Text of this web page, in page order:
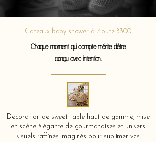
Gateaux baby shower à Zoute 8300
Chaque moment qui compte mérite d'être
conçu avec intention.
Décoration de sweet table haut de gamme, mise
en scène élégante de gourmandises et univers
visuels raffinés imaginés pour sublimer vos